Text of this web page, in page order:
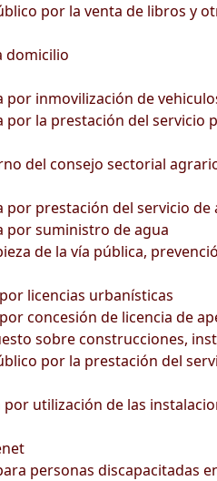
por la venta de libros
domicilio
por inmovilización de
por la prestación del
del consejo sectorial
por prestación del servicio
por suministro de agua
de la vía pública,
licencias urbanísticas
concesión de licencia de
sobre construcciones,
por la prestación del
por utilización de las
personas discapacitadas